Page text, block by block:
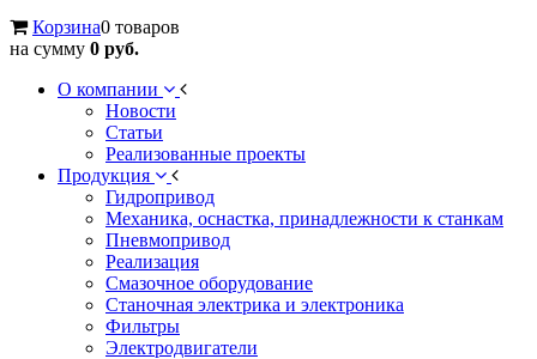
Корзина0 товаров
на сумму 0 руб.
О компании
Новости
Статьи
Реализованные проекты
Продукция
Гидропривод
Механика, оснастка, принадлежности к станкам
Пневмопривод
Реализация
Смазочное оборудование
Станочная электрика и электроника
Фильтры
Электродвигатели